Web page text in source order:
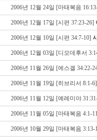
2006년 12월 24일 [마태복음
2006년 12월 17일 [시편 37:23-26]
2006년 12월 10일 [시편 34:7-10]
2006년 12월 03일 [디모데후서
2006년 11월 26일 [에스겔 34:22-
2006년 11월 19일 [히브리서 8:1-
2006년 11월 12일 [예레미야
2006년 11월 05일 [마태복음 4:1-
2006년 10월 29일 [마태복음